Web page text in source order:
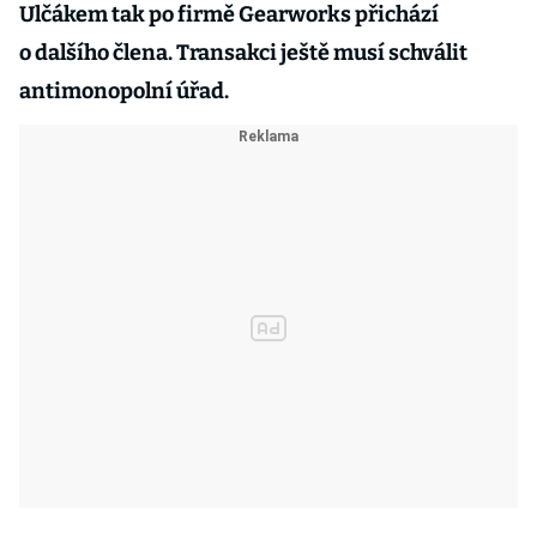
Ulčákem tak po firmě Gearworks přichází
o dalšího člena. Transakci ještě musí schválit
antimonopolní úřad.